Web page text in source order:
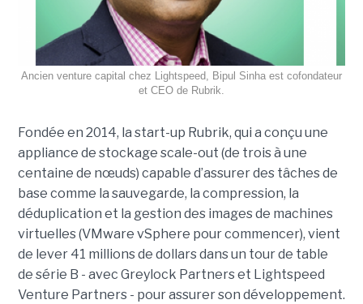
Ancien venture capital chez Lightspeed, Bipul Sinha est cofondateur
et CEO de Rubrik.
Fondée en 2014, la start-up Rubrik, qui a conçu une
appliance de stockage scale-out (de trois à une
centaine de nœuds) capable d’assurer des tâches de
base comme la sauvegarde, la compression, la
déduplication et la gestion des images de machines
virtuelles (VMware vSphere pour commencer), vient
de lever 41 millions de dollars dans un tour de table
de série B - avec Greylock Partners et Lightspeed
Venture Partners - pour assurer son développement.